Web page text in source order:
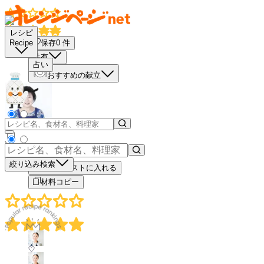
レシピ
Recipe
占い
絞り込み検索
保存0 件
共有
おすすめの献立
－
＋
買い物リストに入れる
材料コピー